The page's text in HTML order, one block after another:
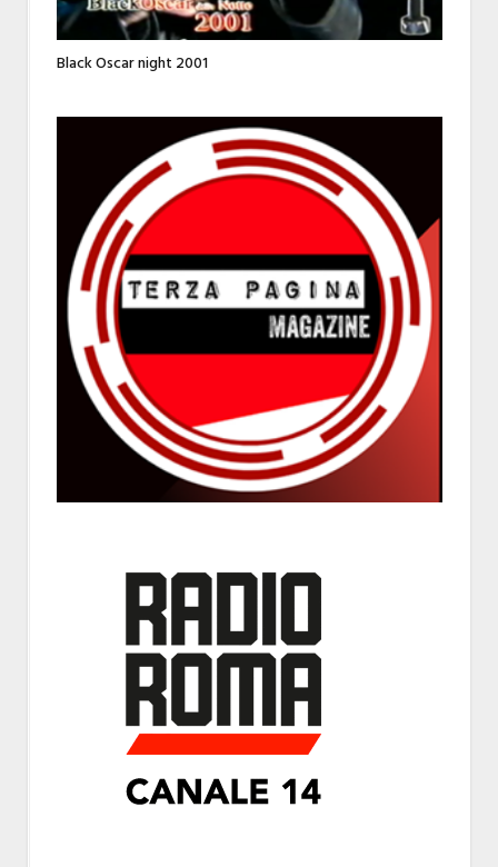
Black Oscar night 2001